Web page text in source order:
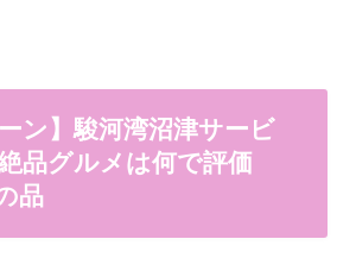
ン】駿河湾沼津サービ
品グルメは何で評価
品